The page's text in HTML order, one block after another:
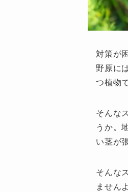
対策が
野原に
つ植物
そんな
うか。
い茎が
そんな
ません